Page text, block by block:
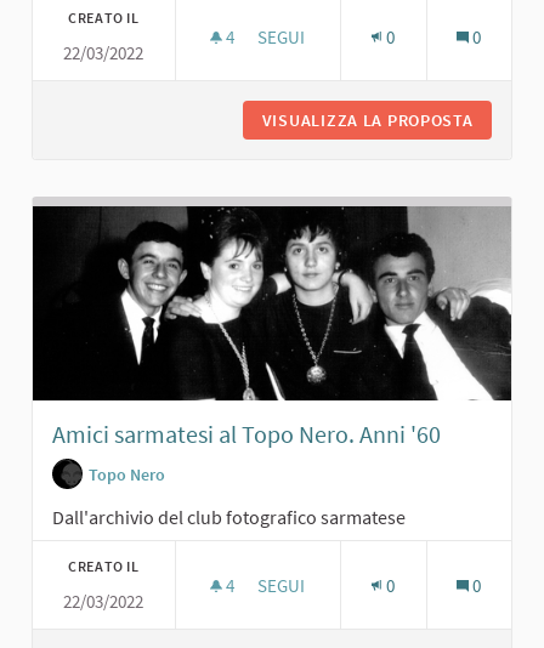
CREATO IL
22/03/2022
4 4 SOSTENITORI
SEGUI 0 0
VISUALIZZA LA PROPOSTA
Amici sarmatesi al Topo Nero. Anni '60
Topo Nero
Dall'archivio del club fotografico sarmatese
CREATO IL
22/03/2022
4 4 SOSTENITORI
SEGUI 0 0